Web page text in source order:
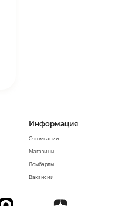
Информация
О компании
Магазины
Ломбарды
Вакансии